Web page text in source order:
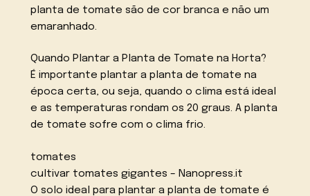
planta de tomate são de cor branca e não um
emaranhado.
Quando Plantar a Planta de Tomate na Horta?
É importante plantar a planta de tomate na
época certa, ou seja, quando o clima está ideal
e as temperaturas rondam os 20 graus. A planta
de tomate sofre com o clima frio.
tomates
cultivar tomates gigantes – Nanopress.it
O solo ideal para plantar a planta de tomate é